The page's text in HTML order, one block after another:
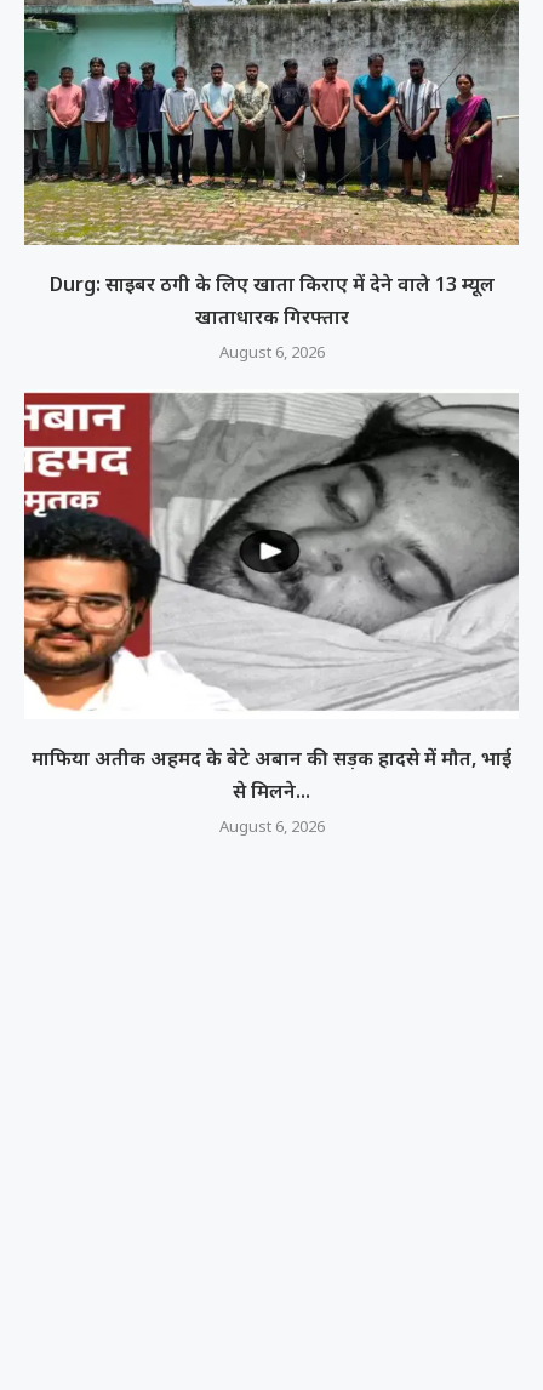
Durg: साइबर ठगी के लिए खाता किराए में देने वाले 13 म्यूल
खाताधारक गिरफ्तार
August 6, 2026
माफिया अतीक अहमद के बेटे अबान की सड़क हादसे में मौत, भाई
से मिलने...
August 6, 2026